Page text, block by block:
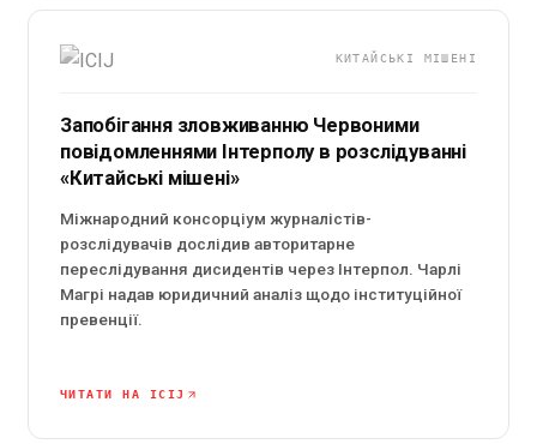
КИТАЙСЬКІ МІШЕНІ
Запобігання зловживанню Червоними
повідомленнями Інтерполу в розслідуванні
«Китайські мішені»
Міжнародний консорціум журналістів-
розслідувачів дослідив авторитарне
переслідування дисидентів через Інтерпол. Чарлі
Магрі надав юридичний аналіз щодо інституційної
превенції.
ЧИТАТИ НА ICIJ